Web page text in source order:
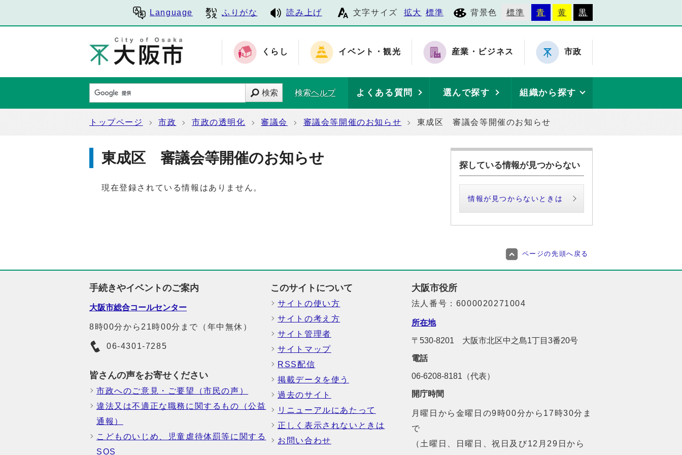
Language ふりがな 読み上げ 文字サイズ 拡大 標準 背景色 標準 青 黄 黒
くらし イベント・観光 産業・ビジネス 市政
検索 検索ヘルプ よくある質問 選んで探す 組織から探す
トップページ 市政 市政の透明化 審議会 審議会等開催のお知らせ 東成区 審議会等開催のお知らせ
東成区 審議会等開催のお知らせ
現在登録されている情報はありません。
探している情報が見つからない
情報が見つからないときは
ページの先頭へ戻る
手続きやイベントのご案内
大阪市総合コールセンター
8時00分から21時00分まで（年中無休）
06-4301-7285
皆さんの声をお寄せください
市政へのご意見・ご要望（市民の声）
違法又は不適正な職務に関するもの（公益
通報）
こどものいじめ、児童虐待体罰等に関する
SOS
このサイトについて
サイトの使い方
サイトの考え方
サイト管理者
サイトマップ
RSS配信
掲載データを使う
過去のサイト
リニューアルにあたって
正しく表示されないときは
お問い合わせ
大阪市役所
法人番号：6000020271004
所在地
〒530-8201 大阪市北区中之島1丁目3番20号
電話
06-6208-8181（代表）
開庁時間
月曜日から金曜日の9時00分から17時30分ま
で
（土曜日、日曜日、祝日及び12月29日から